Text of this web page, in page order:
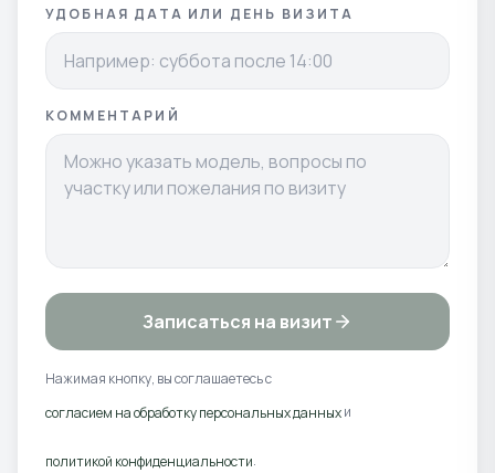
УДОБНАЯ ДАТА ИЛИ ДЕНЬ ВИЗИТА
КОММЕНТАРИЙ
Записаться на визит
Нажимая кнопку, вы соглашаетесь с
согласием на обработку персональных данныхи
политикой конфиденциальности.